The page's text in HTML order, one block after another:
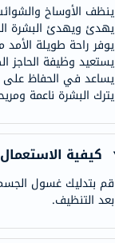
ينظف الأوساخ
يهدئ ويهدئ البشرة
يوفر راحة طويلة
يستعيد وظيفة الحاجز
يساعد في الحفاظ على
يترك البشرة ناعمة
كيفية الاستعمال
قم بتدليك غسول
بعد التنظيف.